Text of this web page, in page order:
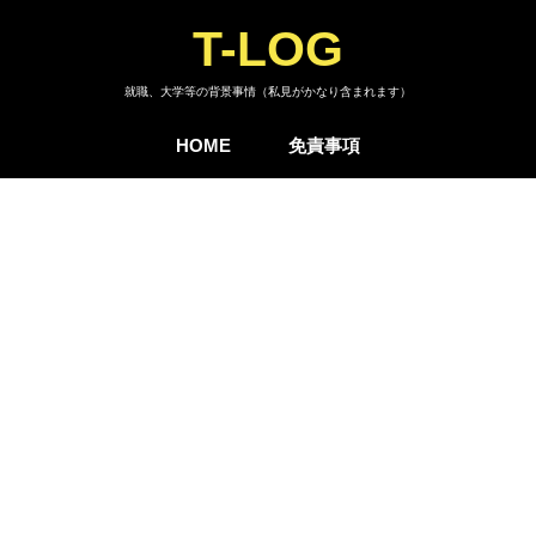
T-LOG
就職、大学等の背景事情（私見がかなり含まれます）
HOME 免責事項